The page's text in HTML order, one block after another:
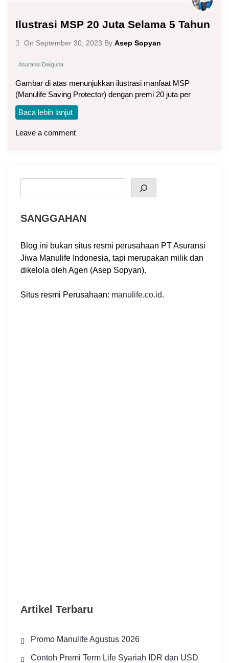
Ilustrasi MSP 20 Juta Selama 5 Tahun
On September 30, 2023 By Asep Sopyan
Asuransi Dwiguna
Gambar di atas menunjukkan ilustrasi manfaat MSP
(Manulife Saving Protector) dengan premi 20 juta per
Baca lebih lanjut
Leave a comment
SANGGAHAN
Blog ini bukan situs resmi perusahaan PT Asuransi
Jiwa Manulife Indonesia, tapi merupakan milik dan
dikelola oleh Agen (Asep Sopyan).
Situs resmi Perusahaan: manulife.co.id.
Artikel Terbaru
Promo Manulife Agustus 2026
Contoh Premi Term Life Syariah IDR dan USD